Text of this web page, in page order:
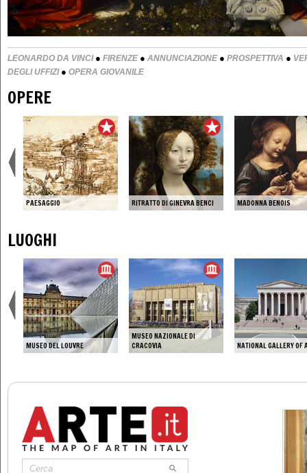
LEONARDO DA VINCI● FIRENZE ● ANNUNCIAZIONE ● PROSPETTIVA ●
DEGLI UFFIZI● OPERA GIOVANILE
OPERE
PAESAGGIO RITRATTO DI GINEVRA BENCI MADONNA BENOIS
LUOGHI
MUSEO DEL LOUVRE
MUSEO NAZIONALE DI
CRACOVIA
NATIONAL GALLERY OF